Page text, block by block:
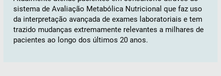
sistema de Avaliação Metabólica Nutricional que faz uso
da interpretação avançada de exames laboratoriais e tem
trazido mudanças extremamente relevantes a milhares de
pacientes ao longo dos últimos 20 anos.